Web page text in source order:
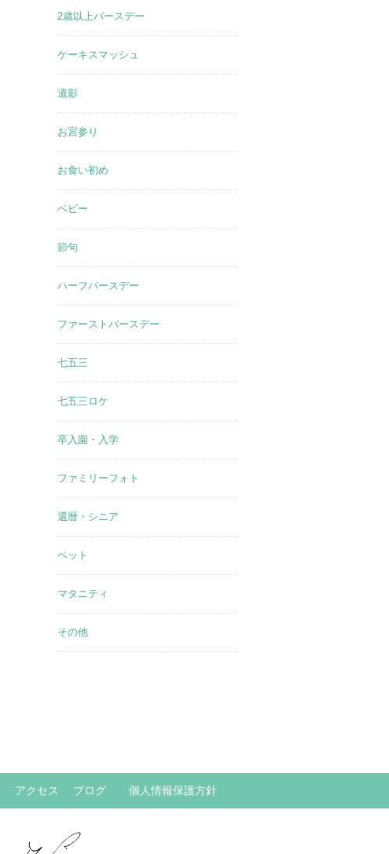
2歳以上バースデー
ケーキスマッシュ
遺影
お宮参り
お食い初め
ベビー
節句
ハーフバースデー
ファーストバースデー
七五三
七五三ロケ
卒入園・入学
ファミリーフォト
還暦・シニア
ペット
マタニティ
その他
アクセス ブログ 個人情報保護方針